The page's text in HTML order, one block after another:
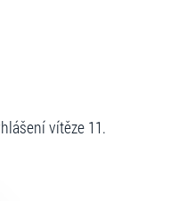
vítěze 11.